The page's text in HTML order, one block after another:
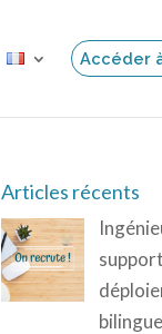
Accéder
Articles récents
bilingue